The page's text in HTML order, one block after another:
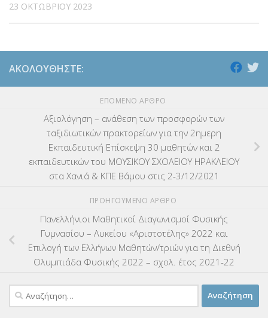
23 ΟΚΤΩΒΡΊΟΥ 2023
ΑΚΟΛΟΥΘΉΣΤΕ:
ΕΠΌΜΕΝΟ ΆΡΘΡΟ
Αξιολόγηση – ανάθεση των προσφορών των
ταξιδιωτικών πρακτορείων για την 2ημερη
Εκπαιδευτική Επίσκεψη 30 μαθητών και 2
εκπαιδευτικών του ΜΟΥΣΙΚΟΥ ΣΧΟΛΕΙΟΥ ΗΡΑΚΛΕΙΟΥ
στα Χανιά & ΚΠΕ Βάμου στις 2-3/12/2021
ΠΡΟΗΓΟΎΜΕΝΟ ΆΡΘΡΟ
Πανελλήνιοι Μαθητικοί Διαγωνισμοί Φυσικής
Γυμνασίου – Λυκείου «Αριστοτέλης» 2022 και
Επιλογή των Ελλήνων Μαθητών/τριών για τη Διεθνή
Ολυμπιάδα Φυσικής 2022 – σχολ. έτος 2021-22
Αναζήτηση
για: